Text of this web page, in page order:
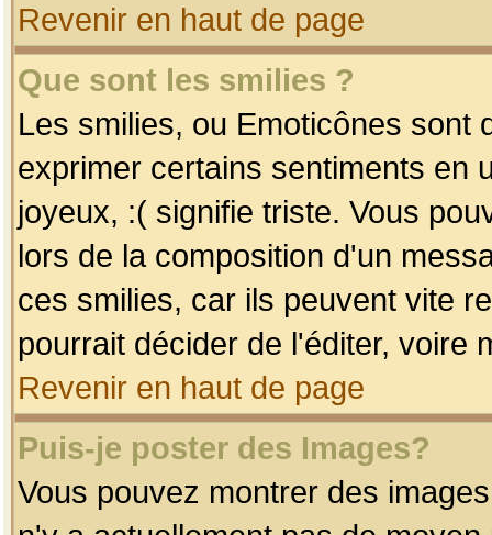
Revenir en haut de page
Que sont les smilies ?
Les smilies, ou Emoticônes sont
exprimer certains sentiments en
joyeux, :( signifie triste. Vous
lors de la composition d'un
ces smilies, car ils peuvent vite
pourrait décider de l'éditer, voire
Revenir en haut de page
Puis-je poster des Images?
Vous pouvez montrer des